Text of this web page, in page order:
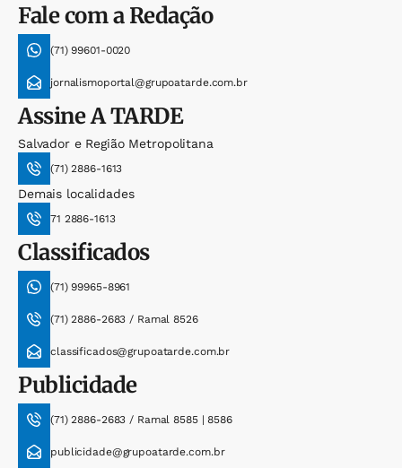
Fale com a Redação
(71) 99601-0020
jornalismoportal@grupoatarde.com.br
AssineA TARDE
Salvador e Região Metropolitana
(71) 2886-1613
Demais localidades
71 2886-1613
Classificados
(71) 99965-8961
(71) 2886-2683 / Ramal 8526
classificados@grupoatarde.com.br
Publicidade
(71) 2886-2683 / Ramal 8585 | 8586
publicidade@grupoatarde.com.br